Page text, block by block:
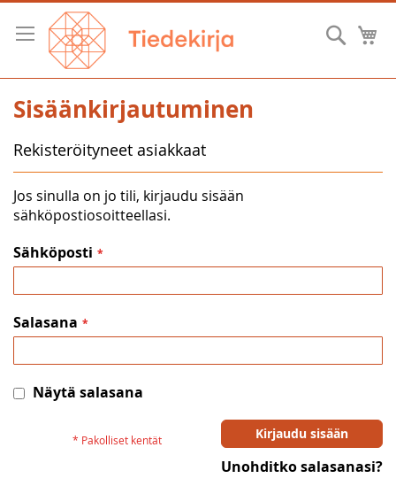
Skip
Content
Hae
Sisäänkirjautuminen
Rekisteröityneet asiakkaat
Jos sinulla on jo tili, kirjaudu sisään
sähköpostiosoitteellasi.
Sähköposti
Salasana
Näytä salasana
Kirjaudu sisään
Unohditko salasanasi?